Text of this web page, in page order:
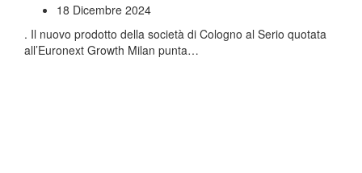
18 Dicembre 2024
. Il nuovo prodotto della società di Cologno al Serio quotata
all’Euronext Growth Milan punta…